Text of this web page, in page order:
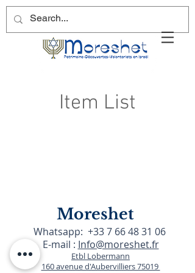
Item List
Moreshet
Whatsapp: +33 7 66 48 31 06
E-mail : Info@moreshet.fr
Etbl Lobermann
160 avenue d'Aubervilliers 75019